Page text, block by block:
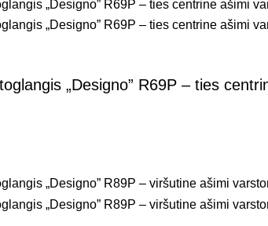
„Designo” R69P – ties